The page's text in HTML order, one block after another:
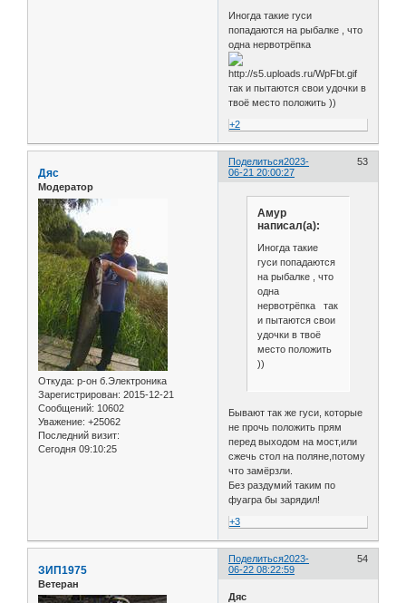
Иногда такие гуси
попадаются на рыбалке , что
одна нервотрёпка
так и пытаются свои удочки в
твоё место положить ))
+2
Поделиться 53
2023-
06-21 20:00:27
Дяс
Модератор
Откуда: р-он б.Электроника
Зарегистрирован: 2015-12-21
Сообщений: 10602
Уважение: +25062
Последний визит:
Сегодня 09:10:25
Амур
написал(а):
Иногда такие
гуси попадаются
на рыбалке , что
одна
нервотрёпка так
и пытаются свои
удочки в твоё
место положить
))
Бывают так же гуси, которые
не прочь положить прям
перед выходом на мост,или
сжечь стол на поляне,потому
что замёрзли.
Без раздумий таким по
фуагра бы зарядил!
+3
Поделиться 54
2023-
06-22 08:22:59
ЗИП1975
Ветеран
Дяс